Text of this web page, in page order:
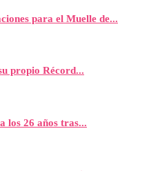
para el Muelle de...
propio Récord...
los 26 años tras...